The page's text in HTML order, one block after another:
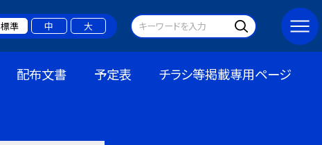
標準 中 大
配布文書 予定表 チラシ等掲載専用ページ